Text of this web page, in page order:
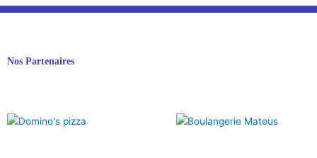
Nos Partenaires